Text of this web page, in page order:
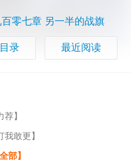
零七章 另一半的战旗
录 最近阅读
】
敢更】
部】